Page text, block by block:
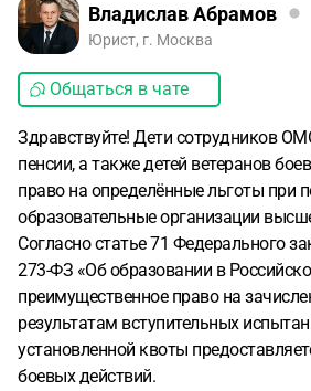
Владислав Абрамов
Юрист, г. Москва
Общаться в чате
Здравствуйте! Дети сотрудников
пенсии, а также детей ветеранов
право на определённые льготы при
образовательные организации
Согласно статье 71 Федерального
273-ФЗ «Об образовании в
преимущественное право на
результатам вступительных
установленной квоты
боевых действий.